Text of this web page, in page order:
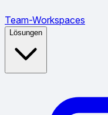
Team-Workspaces
Lösungen